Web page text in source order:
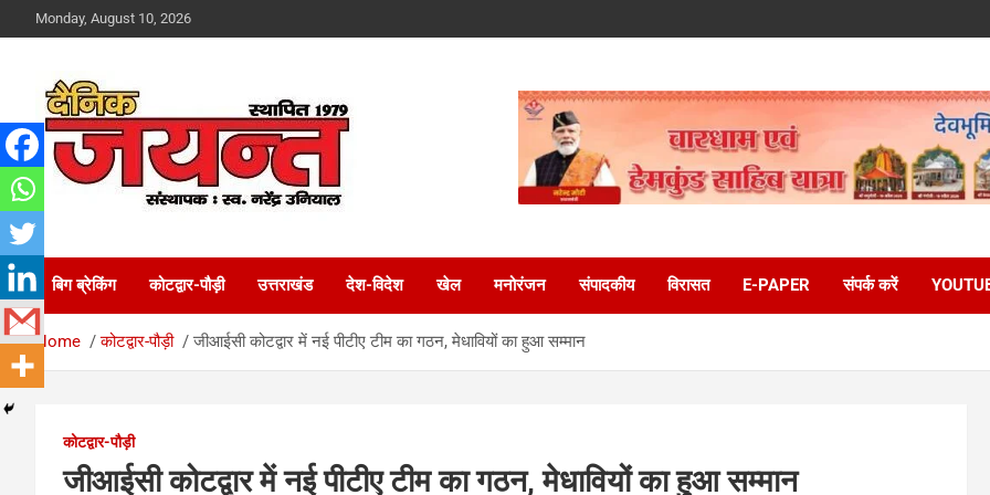
to
Monday, August 10, 2026
Dainik Jayant
बिग ब्रेकिंग कोटद्वार-पौड़ी उत्तराखंड देश-विदेश खेल मनोरंजन संपादकीय विरासत E-PAPER संपर्क करें
Home कोटद्वार-पौड़ी जीआईसी कोटद्वार में नई पीटीए टीम का गठन, मेधावियों का हुआ सम्मान
कोटद्वार-पौड़ी
जीआईसी कोटद्वार में नई पीटीए टीम का गठन, मेधावियों का हुआ सम्मान